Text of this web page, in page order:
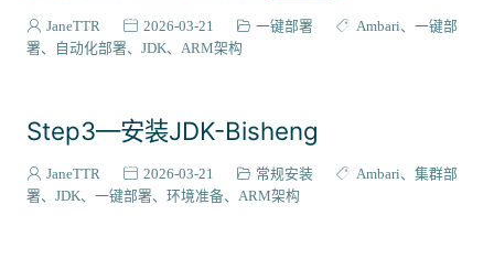
JaneTTR 2026-03-21 一键部署 Ambari
一键部
署
自动化部署 JDK ARM架构
Step3—安装JDK-Bisheng
JaneTTR 2026-03-21 常规安装 Ambari
集群部
署
JDK 一键部署 环境准备 ARM架构